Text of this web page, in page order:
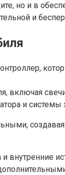
но и в
и
включая
и
внутренние